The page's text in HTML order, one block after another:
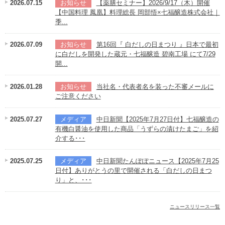
2026.07.15
【薬膳セミナー】2026/9/17（木）開催
【中国料理 鳳凰】料理総長 岡部悟×七福醸造株式会社｜
季...
2026.07.09
第16回『 白だしの日まつり 』日本で最初
に白だしを開発した蔵元・七福醸造 碧南工場 にて7/29
開...
2026.01.28
当社名・代表者名を装った不審メールに
ご注意ください
2025.07.27
中日新聞【2025年7月27日付】七福醸造の
有機白醤油を使用した商品「うずらの漬けたまご」を紹
介する･･･
2025.07.25
中日新聞たんぽぽニュース【2025年7月25
日付】ありがとうの里で開催される「白だしの日まつ
り」と、･･･
ニュースリリース一覧